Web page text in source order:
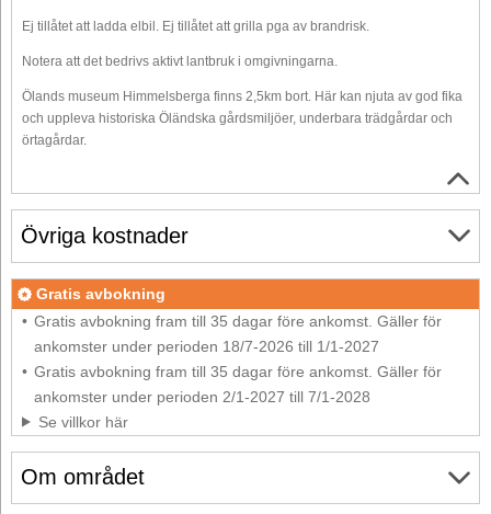
Ej tillåtet att ladda elbil. Ej tillåtet att grilla pga av brandrisk.
Notera att det bedrivs aktivt lantbruk i omgivningarna.
Ölands museum Himmelsberga finns 2,5km bort. Här kan njuta av god fika
och uppleva historiska Öländska gårdsmiljöer, underbara trädgårdar och
örtagårdar.
Om området
Övriga kostnader
Gratis avbokning
Gratis avbokning fram till 35 dagar före ankomst. Gäller för
ankomster under perioden 18/7-2026 till 1/1-2027
Gratis avbokning fram till 35 dagar före ankomst. Gäller för
ankomster under perioden 2/1-2027 till 7/1-2028
Se villkor här